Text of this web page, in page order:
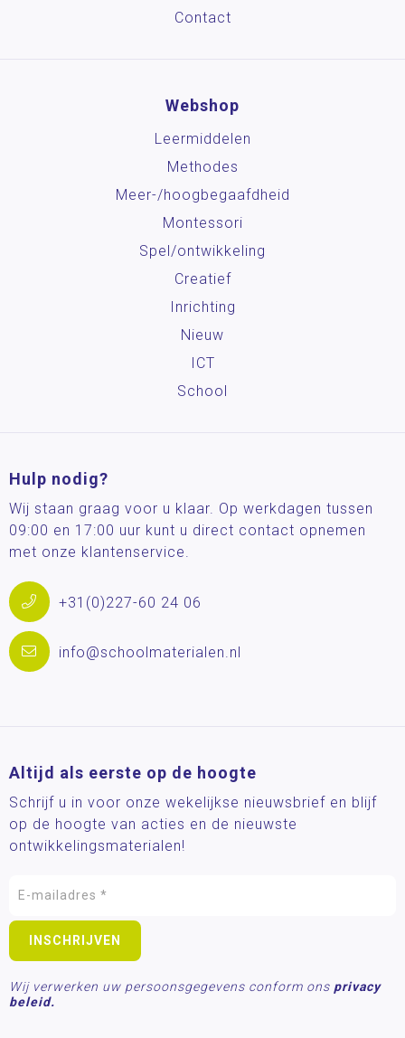
Contact
Webshop
Leermiddelen
Methodes
Meer-/hoog­begaafdheid
Montessori
Spel/ontwikkeling
Creatief
Inrichting
Nieuw
ICT
School
Hulp nodig?
Wij staan graag voor u klaar. Op werkdagen tussen
09:00 en 17:00 uur kunt u direct contact opnemen
met onze klantenservice.
+31(0)227-60 24 06
info@schoolmaterialen.nl
Altijd als eerste op de hoogte
Schrijf u in voor onze wekelijkse nieuwsbrief en blijf
op de hoogte van acties en de nieuwste
ontwikkelingsmaterialen!
Wij verwerken uw persoonsgegevens conform ons privacy
beleid.